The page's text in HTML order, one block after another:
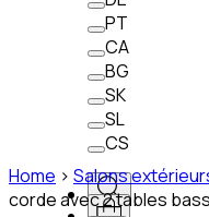
PT
CA
BG
SK
SL
CS
Home > Salons
corde avec 2 tables